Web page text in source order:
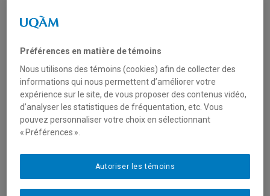
Préférences en matière de témoins
Nous utilisons des témoins (cookies) afin de collecter des
informations qui nous permettent d’améliorer votre
expérience sur le site, de vous proposer des contenus vidéo,
d’analyser les statistiques de fréquentation, etc. Vous
pouvez personnaliser votre choix en sélectionnant
« Préférences ».
Autoriser les témoins